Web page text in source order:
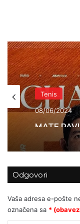
Tenis
08/06/2024
MATE
Odgovori
Vaša adresa e-pošte
označena sa *